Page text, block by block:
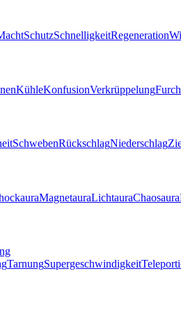
SchutzSchnelligkeitRegeneration
KühleKonfusionVerkrüppelung
SchwebenRückschlagNiederschlag
MagnetauraLichtauraChaosaura
TarnungSupergeschwindigkeit